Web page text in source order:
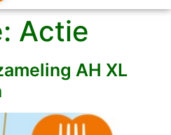
Actie
AH XL